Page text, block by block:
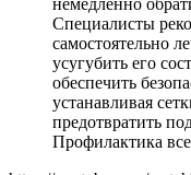
Специалисты
самостоятельно
усугубить его
обеспечить
устанавливая
предотвратить
Профилактика